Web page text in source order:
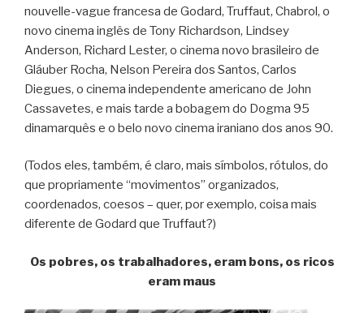
nouvelle-vague francesa de Godard, Truffaut, Chabrol, o
novo cinema inglês de Tony Richardson, Lindsey
Anderson, Richard Lester, o cinema novo brasileiro de
Gláuber Rocha, Nelson Pereira dos Santos, Carlos
Diegues, o cinema independente americano de John
Cassavetes, e mais tarde a bobagem do Dogma 95
dinamarquês e o belo novo cinema iraniano dos anos 90.
(Todos eles, também, é claro, mais símbolos, rótulos, do
que propriamente “movimentos” organizados,
coordenados, coesos – quer, por exemplo, coisa mais
diferente de Godard que Truffaut?)
Os pobres, os trabalhadores, eram bons, os ricos
eram maus